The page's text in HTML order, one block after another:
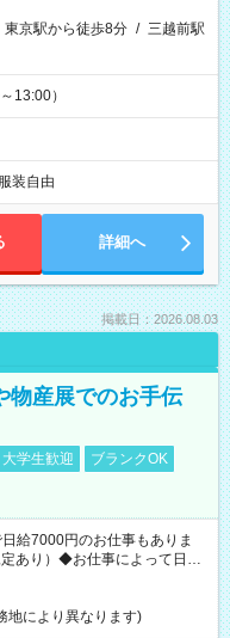
東京駅から徒歩8分 / 三越前駅
13:00）
服装自由
詳細へ
掲載日：2026.08.03
物産展でのお手伝
大学生歓迎
ブランクOK
給7000円のお仕事もありま
あり）◆お仕事によって日給
地により異なります)